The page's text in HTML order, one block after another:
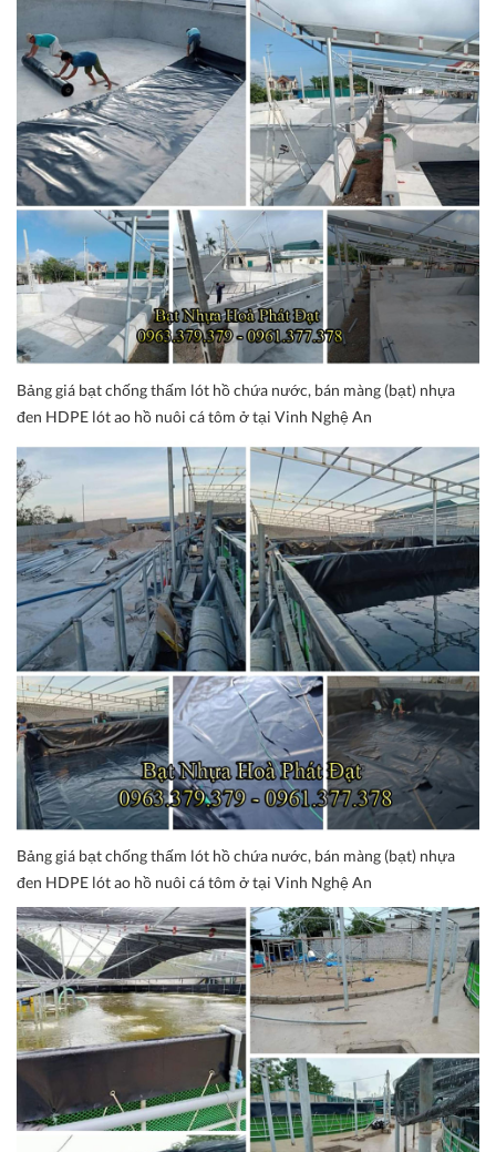
Bảng giá bạt chống thấm lót hồ chứa nước, bán màng (bạt) nhựa
đen HDPE lót ao hồ nuôi cá tôm ở tại Vinh Nghệ An
Bảng giá bạt chống thấm lót hồ chứa nước, bán màng (bạt) nhựa
đen HDPE lót ao hồ nuôi cá tôm ở tại Vinh Nghệ An